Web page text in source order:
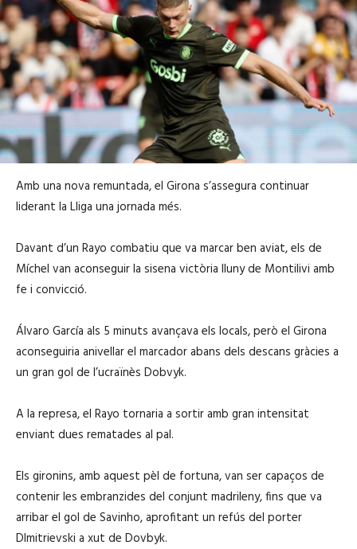
Amb una nova remuntada, el Girona s’assegura continuar
liderant la Lliga una jornada més.
Davant d’un Rayo combatiu que va marcar ben aviat, els de
Míchel van aconseguir la sisena victòria lluny de Montilivi amb
fe i convicció.
Álvaro García als 5 minuts avançava els locals, però el Girona
aconseguiria anivellar el marcador abans dels descans gràcies a
un gran gol de l’ucraïnès Dobvyk.
A la represa, el Rayo tornaria a sortir amb gran intensitat
enviant dues rematades al pal.
Els gironins, amb aquest pèl de fortuna, van ser capaços de
contenir les embranzides del conjunt madrileny, fins que va
arribar el gol de Savinho, aprofitant un refús del porter
DImitrievski a xut de Dovbyk.